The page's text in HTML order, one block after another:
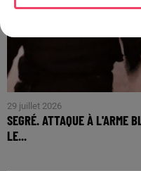
29 juillet 2026
SEGRÉ. ATTAQUE À L'ARME
LE...